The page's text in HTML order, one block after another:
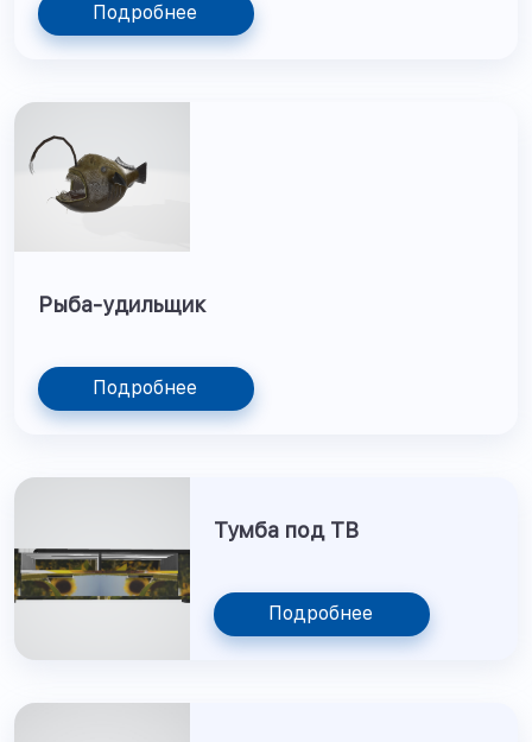
Подробнее
Рыба-удильщик
Подробнее
Тумба под ТВ
Подробнее